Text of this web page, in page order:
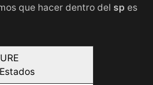
que hacer dentro del sp es